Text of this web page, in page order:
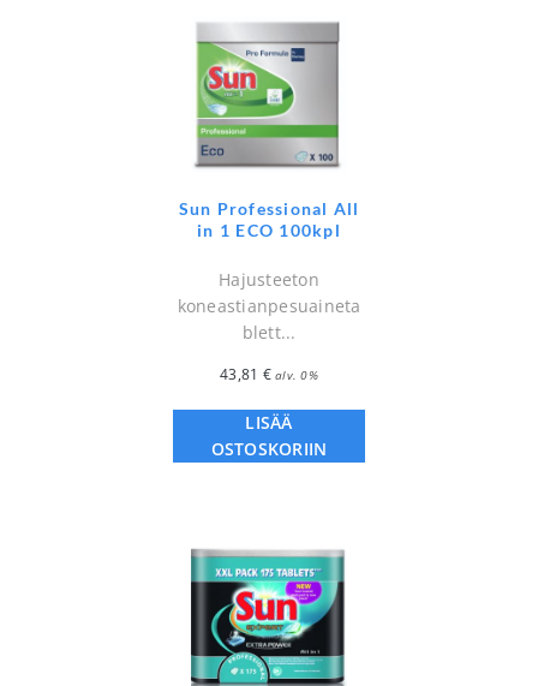
Sun Professional All
in 1 ECO 100kpl
Hajusteeton
koneastianpesuaineta
blett...
43,81 € alv. 0%
LISÄÄ
OSTOSKORIIN